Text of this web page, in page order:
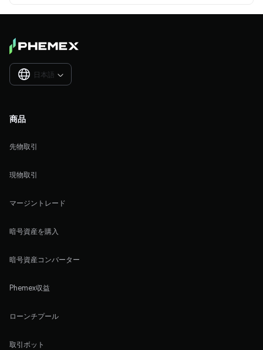
日本語 
商品
先物取引
現物取引
マージントレード
暗号資産を購入
暗号資産コンバーター
Phemex収益
ローンチプール
取引ボット